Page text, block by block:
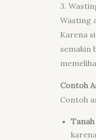
3.
Wasting
Karena
semakin
Contoh
Contoh